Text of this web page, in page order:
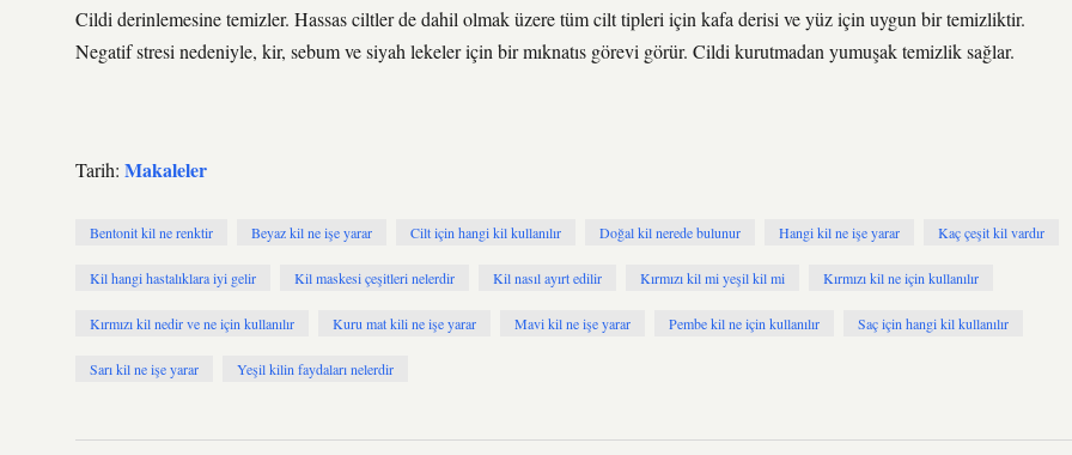
Cildi derinlemesine temizler. Hassas ciltler de dahil olmak üzere tüm cilt tipleri için kafa derisi ve yüz için uygun bir temizliktir.
Negatif stresi nedeniyle, kir, sebum ve siyah lekeler için bir mıknatıs görevi görür. Cildi kurutmadan yumuşak temizlik sağlar.
Tarih: Makaleler
Bentonit kil ne renktir Beyaz kil ne işe yarar Cilt için hangi kil kullanılır Doğal kil nerede bulunur Hangi kil ne işe yarar Kaç çeşit kil vardır
Kil hangi hastalıklara iyi gelir Kil maskesi çeşitleri nelerdir Kil nasıl ayırt edilir Kırmızı kil mi yeşil kil mi Kırmızı kil ne için kullanılır
Kırmızı kil nedir ve ne için kullanılır Kuru mat kili ne işe yarar Mavi kil ne işe yarar Pembe kil ne için kullanılır Saç için hangi kil kullanılır
Sarı kil ne işe yarar Yeşil kilin faydaları nelerdir